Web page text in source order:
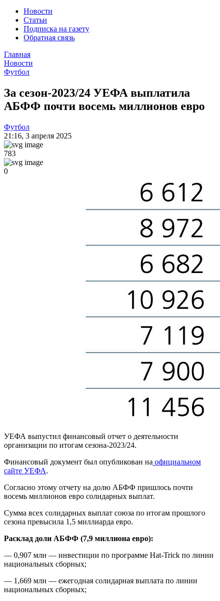
Новости
Статьи
Подписка на газету
Обратная связь
Главная
Новости
Футбол
За сезон-2023/24 УЕФА выплатила
АБФФ почти восемь миллионов евро
Футбол
21:16, 3 апреля 2025
783
0
УЕФА выпустил финансовый отчет о деятельности
организации по итогам сезона-2023/24.
Финансовый документ был опубликован на официальном
сайте УЕФА.
Согласно этому отчету на долю АБФФ пришлось почти
восемь миллионов евро солидарных выплат.
Сумма всех солидарных выплат союза по итогам прошлого
сезона превысила 1,5 миллиарда евро.
Расклад доли АБФФ (7,9 миллиона евро):
— 0,907 млн — инвестиции по программе Hat-Trick по линии
национальных сборных;
— 1,669 млн — ежегодная солидарная выплата по линии
национальных сборных;